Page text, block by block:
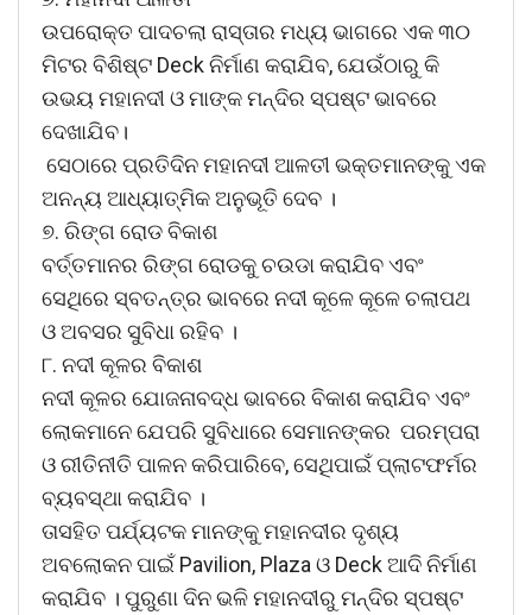
ଉପରୋକ୍ତ ପାଦଚଲା ରାସ୍ତାର ମଧ୍ୟ ଭାଗରେ ଏକ ୩୦
ମିଟର ବିଶିଷ୍ଟ Deck ନିର୍ମାଣ କରାଯିବ, ଯେଉଁଠାରୁ କି
ଉଭୟ ମହାନଦୀ ଓ ମାଙ୍କ ମନ୍ଦିର ସ୍ପଷ୍ଟ ଭାବରେ
ଦେଖାଯିବ।
ସେଠାରେ ପ୍ରତିଦିନ ମହାନଦୀ ଆଳତୀ ଭକ୍ତମାନଙ୍କୁ ଏକ
ଅନନ୍ୟ ଆଧ୍ୟାତ୍ମିକ ଅନୁଭୂତି ଦେବ ।
୭. ରିଙ୍ଗ ରୋଡ ବିକାଶ
ବର୍ତ୍ତମାନର ରିଙ୍ଗ ରୋଡକୁ ଚଉଡା କରାଯିବ ଏବଂ
ସେଥିରେ ସ୍ବତନ୍ତ୍ର ଭାବରେ ନଦୀ କୂଳେ କୂଳେ ଚଲାପଥ
ଓ ଅବସର ସୁବିଧା ରହିବ ।
୮. ନଦୀ କୂଳର ବିକାଶ
ନଦୀ କୂଳର ଯୋଜନାବଦ୍ଧ ଭାବରେ ବିକାଶ କରାଯିବ ଏବଂ
ଲୋକମାନେ ଯେପରି ସୁବିଧାରେ ସେମାନଙ୍କର ପରମ୍ପରା
ଓ ରୀତିନୀତି ପାଳନ କରିପାରିବେ, ସେଥିପାଇଁ ପ୍ଲାଟଫର୍ମର
ବ୍ୟବସ୍ଥା କରାଯିବ ।
ତାସହିତ ପର୍ଯ୍ୟଟକ ମାନଙ୍କୁ ମହାନଦୀର ଦୃଶ୍ୟ
ଅବଲୋକନ ପାଇଁ Pavilion, Plaza ଓ Deck ଆଦି ନିର୍ମାଣ
କରାଯିବ । ପୁରୁଣା ଦିନ ଭଳି ମହାନଦୀରୁ ମନ୍ଦିର ସ୍ପଷ୍ଟ